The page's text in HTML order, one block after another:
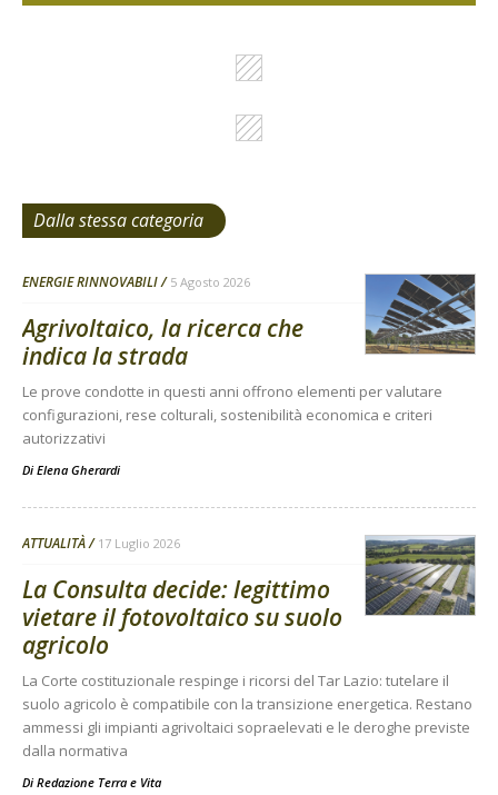
Dalla stessa categoria
ENERGIE RINNOVABILI 5 Agosto 2026
Agrivoltaico, la ricerca che
indica la strada
Le prove condotte in questi anni offrono elementi per valutare
configurazioni, rese colturali, sostenibilità economica e criteri
autorizzativi
Di Elena Gherardi
ATTUALITÀ 17 Luglio 2026
La Consulta decide: legittimo
vietare il fotovoltaico su suolo
agricolo
La Corte costituzionale respinge i ricorsi del Tar Lazio: tutelare il
suolo agricolo è compatibile con la transizione energetica. Restano
ammessi gli impianti agrivoltaici sopraelevati e le deroghe previste
dalla normativa
Di Redazione Terra e Vita